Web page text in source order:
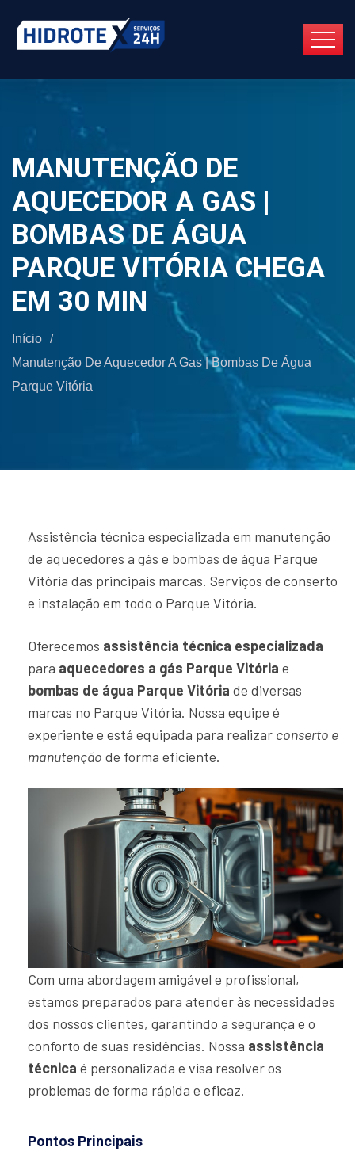
MANUTENÇÃO DE
AQUECEDOR A GAS |
BOMBAS DE ÁGUA
PARQUE VITÓRIA CHEGA
EM 30 MIN
Início /
Manutenção De Aquecedor A Gas | Bombas De Água
Parque Vitória
Assistência técnica especializada em manutenção
de aquecedores a gás e bombas de água Parque
Vitória das principais marcas. Serviços de conserto
e instalação em todo o Parque Vitória.
Oferecemos assistência técnica especializada
para aquecedores a gás Parque Vitória e
bombas de água Parque Vitória de diversas
marcas no Parque Vitória. Nossa equipe é
experiente e está equipada para realizar conserto e
manutenção de forma eficiente.
Com uma abordagem amigável e profissional,
estamos preparados para atender às necessidades
dos nossos clientes, garantindo a segurança e o
conforto de suas residências. Nossa assistência
técnica é personalizada e visa resolver os
problemas de forma rápida e eficaz.
Pontos Principais